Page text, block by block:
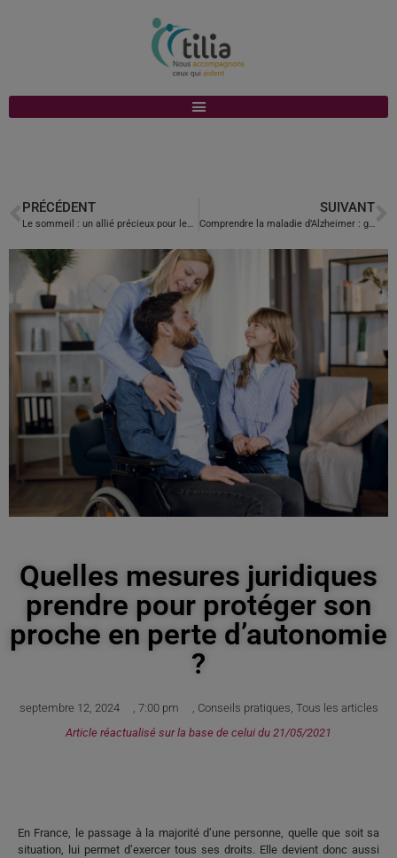
PRÉCÉDENT
Le sommeil : un allié précieux pour les aidants lors de la reprise après les congés d’été
SUIVANT
Comprendre la maladie d’Alzheimer : guide pour les proches aidants
Quelles mesures juridiques
prendre pour protéger son
proche en perte d’autonomie
?
septembre 12, 2024 7:00 pm Conseils pratiques Tous les articles
Article réactualisé sur la base de celui du 21/05/2021
En France, le passage à la majorité d’une personne, quelle que soit sa
situation, lui permet d’exercer tous ses droits. Elle devient donc aussi